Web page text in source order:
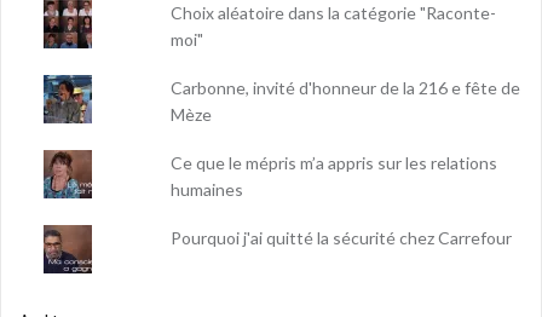
Choix aléatoire dans la catégorie "Raconte-
moi"
Carbonne, invité d'honneur de la 216 e fête de
Mèze
Ce que le mépris m’a appris sur les relations
humaines
Pourquoi j'ai quitté la sécurité chez Carrefour